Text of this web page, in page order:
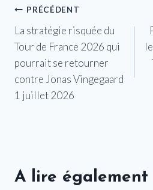
Navigation
de
l’article
PRÉCÉDENT
La stratégie risquée du
Tour de France 2026 qui
pourrait se retourner
contre Jonas Vingegaard
1 juillet 2026
A lire également